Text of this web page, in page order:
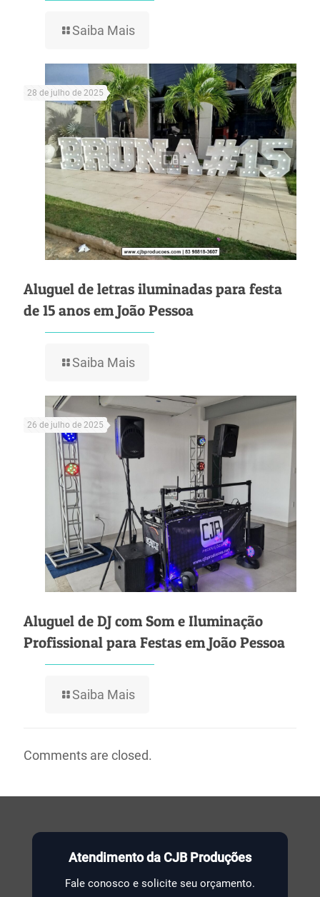
Saiba Mais
28 de julho de 2025
Aluguel de letras iluminadas para festa
de 15 anos em João Pessoa
Saiba Mais
26 de julho de 2025
Aluguel de DJ com Som e Iluminação
Profissional para Festas em João Pessoa
Saiba Mais
Comments are closed.
Atendimento da CJB Produções
Fale conosco e solicite seu orçamento.